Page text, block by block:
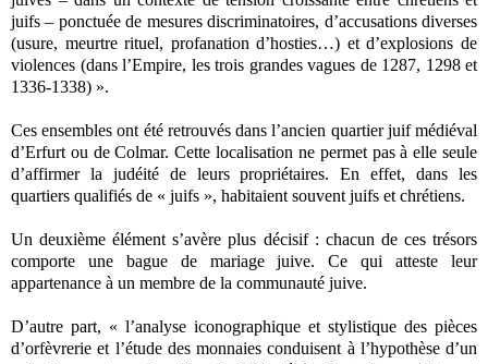
juifs – ponctuée de mesures discriminatoires, d’accusations diverses
(usure, meurtre rituel, profanation d’hosties…) et d’explosions de
violences (dans l’Empire, les trois grandes vagues de 1287, 1298 et
1336-1338) ».
Ces ensembles ont été retrouvés dans l’ancien quartier juif médiéval
d’Erfurt ou de Colmar. Cette localisation ne permet pas à elle seule
d’affirmer la judéité de leurs propriétaires. En effet, dans les
quartiers qualifiés de « juifs », habitaient souvent juifs et chrétiens.
Un deuxième élément s’avère plus décisif : chacun de ces trésors
comporte une bague de mariage juive. Ce qui atteste leur
appartenance à un membre de la communauté juive.
D’autre part, « l’analyse iconographique et stylistique des pièces
d’orfèvrerie et l’étude des monnaies conduisent à l’hypothèse d’un